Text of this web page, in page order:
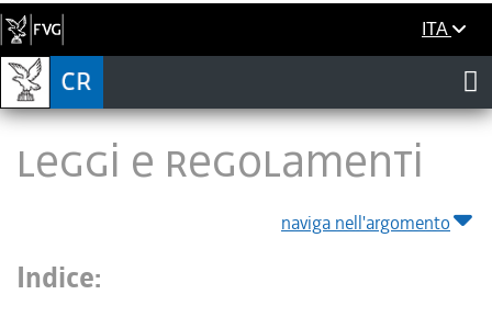
ITA
LEGGI E REGOLAMENTI
naviga nell'argomento
Indice: